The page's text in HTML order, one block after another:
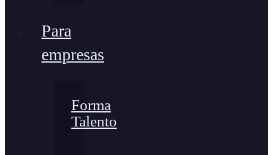
Para
empresas
Forma
Talento